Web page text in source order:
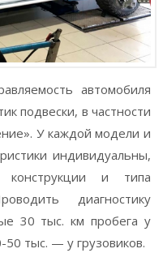
автомобиля
подвески, в частности
У каждой модели и
индивидуальны,
и типа
диагностику
30 тыс. км пробега у
50 тыс. — у грузовиков.